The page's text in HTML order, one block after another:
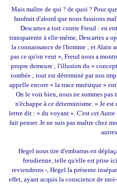
Mais maître de qui ? de quoi ? Pour
faudrait d'abord que nous fussions
Descartes a tort contre Freud : en
transparente à elle-même, Descartes a
la connaissance de l'homme ; et Alain
pas ce qu'on veut », Freud nous a
propre demeure ; l'illusion du «
tombée ; tout est déterminé par nos
appelle encore « la trace mnésique »
On le voit bien, nous ne sommes pas
n'échappe à ce déterminisme. « Je
lettre dit : « du voyant ». C'est cet
fait penser. Je ne suis pas maître chez
Hegel nous tire d'embarras en
freudienne, telle qu'elle est prise
reviendrons -, Hegel la présente
effet, ayant acquis la conscience de